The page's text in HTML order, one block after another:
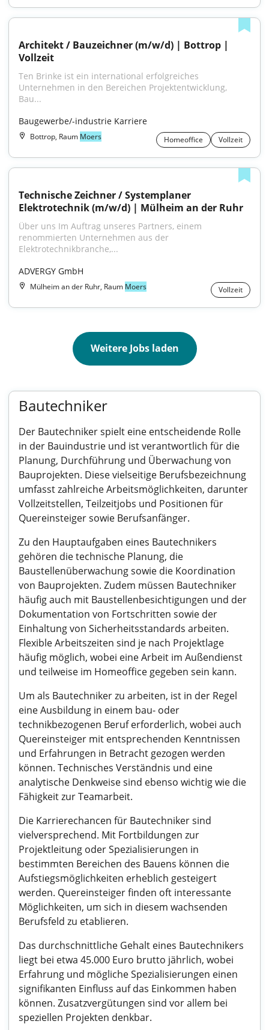
Architekt / Bauzeichner (m/w/d) | Bottrop |
Vollzeit
Ten Brinke ist ein international erfolgreiches
Unternehmen in den Bereichen Projektentwicklung,
Bau...
Baugewerbe/-industrie Karriere
Bottrop, Raum Moers Homeoffice Vollzeit
Technische Zeichner / Systemplaner
Elektrotechnik (m/w/d) | Mülheim an der Ruhr
Über uns Im Auftrag unseres Partners, einem
renommierten Unternehmen aus der
Elektrotechnikbranche,...
ADVERGY GmbH
Mülheim an der Ruhr, Raum Moers Vollzeit
Weitere Jobs laden
Bautechniker
Der Bautechniker spielt eine entscheidende Rolle
in der Bauindustrie und ist verantwortlich für die
Planung, Durchführung und Überwachung von
Bauprojekten. Diese vielseitige Berufsbezeichnung
umfasst zahlreiche Arbeitsmöglichkeiten, darunter
Vollzeitstellen, Teilzeitjobs und Positionen für
Quereinsteiger sowie Berufsanfänger.
Zu den Hauptaufgaben eines Bautechnikers
gehören die technische Planung, die
Baustellenüberwachung sowie die Koordination
von Bauprojekten. Zudem müssen Bautechniker
häufig auch mit Baustellenbesichtigungen und der
Dokumentation von Fortschritten sowie der
Einhaltung von Sicherheitsstandards arbeiten.
Flexible Arbeitszeiten sind je nach Projektlage
häufig möglich, wobei eine Arbeit im Außendienst
und teilweise im Homeoffice gegeben sein kann.
Um als Bautechniker zu arbeiten, ist in der Regel
eine Ausbildung in einem bau- oder
technikbezogenen Beruf erforderlich, wobei auch
Quereinsteiger mit entsprechenden Kenntnissen
und Erfahrungen in Betracht gezogen werden
können. Technisches Verständnis und eine
analytische Denkweise sind ebenso wichtig wie die
Fähigkeit zur Teamarbeit.
Die Karrierechancen für Bautechniker sind
vielversprechend. Mit Fortbildungen zur
Projektleitung oder Spezialisierungen in
bestimmten Bereichen des Bauens können die
Aufstiegsmöglichkeiten erheblich gesteigert
werden. Quereinsteiger finden oft interessante
Möglichkeiten, um sich in diesem wachsenden
Berufsfeld zu etablieren.
Das durchschnittliche Gehalt eines Bautechnikers
liegt bei etwa 45.000 Euro brutto jährlich, wobei
Erfahrung und mögliche Spezialisierungen einen
signifikanten Einfluss auf das Einkommen haben
können. Zusatzvergütungen sind vor allem bei
speziellen Projekten denkbar.